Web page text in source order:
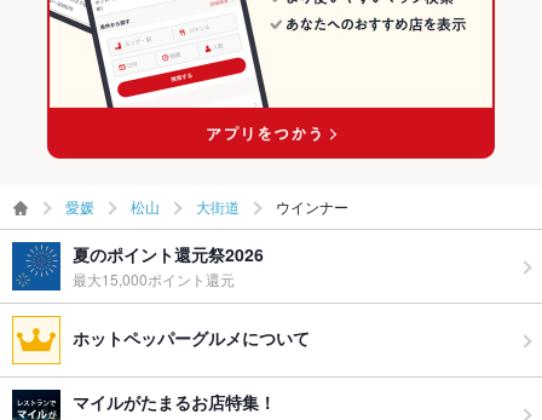
愛媛 松山 大街道 ウインナー
夏のポイント還元祭2026
最大15,000ポイント還元
ホットペッパーグルメについて
マイルがたまるお店特集！